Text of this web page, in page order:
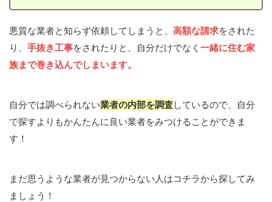
悪質な業者と知らず依頼してしまうと、 高額な請求をされた
り、 手抜き工事をされたりと、自分だけでなく 一緒に住む家
族まで巻き込んでしまいます。
自分では調べられない業者の内部を調査しているので、自分
で探すよりもかんたんに良い業者をみつけることができま
す！
まだ思うような業者が見つからない人はコチラから探してみ
ましょう！